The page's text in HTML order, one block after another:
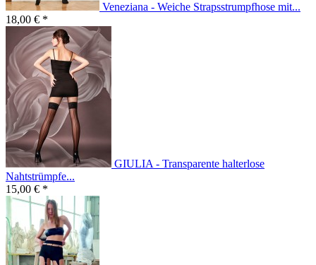
Veneziana - Weiche Strapsstrumpfhose mit...
18,00 € *
GIULIA - Transparente halterlose
Nahtstrümpfe...
15,00 € *